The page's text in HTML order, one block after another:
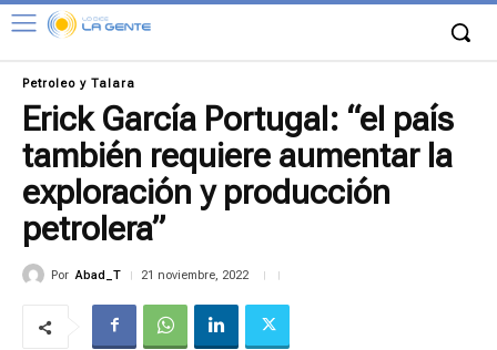
Petroleo y Talara
Erick García Portugal: “el país
también requiere aumentar la
exploración y producción
petrolera”
Por Abad_T 21 noviembre, 2022